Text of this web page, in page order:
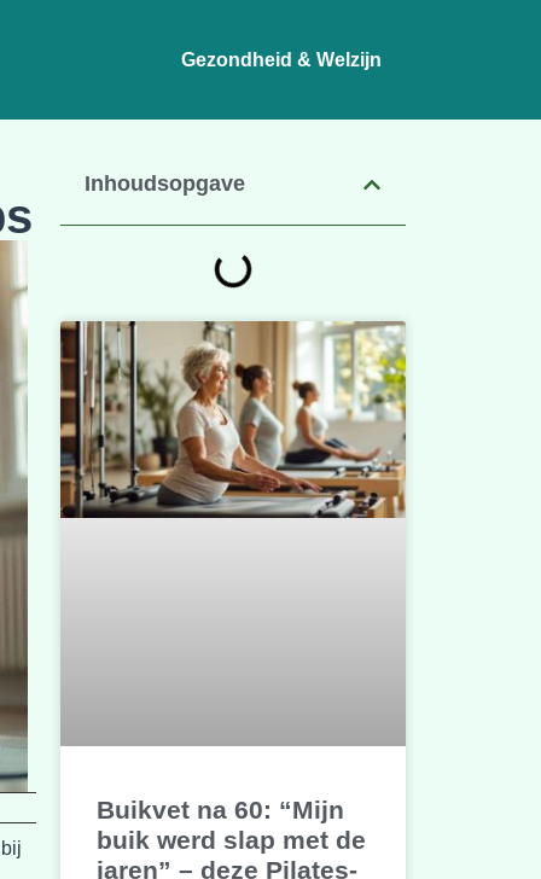
Gezondheid & Welzijn
Inhoudsopgave
Buikvet na 60: “Mijn
buik werd slap met de
jaren” – deze Pilates-